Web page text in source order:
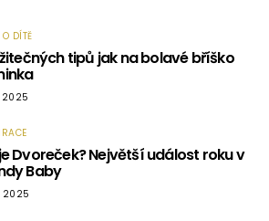
DÍTĚ
tipů jak na bolavé bříško
2025
Dvoreček? Největší událost roku v
Baby
2025